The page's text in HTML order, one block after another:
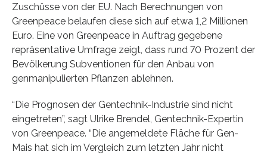
Zuschüsse von der EU. Nach Berechnungen von
Greenpeace belaufen diese sich auf etwa 1,2 Millionen
Euro. Eine von Greenpeace in Auftrag gegebene
repräsentative Umfrage zeigt, dass rund 70 Prozent der
Bevölkerung Subventionen für den Anbau von
genmanipulierten Pflanzen ablehnen.
“Die Prognosen der Gentechnik-Industrie sind nicht
eingetreten”, sagt Ulrike Brendel, Gentechnik-Expertin
von Greenpeace. “Die angemeldete Fläche für Gen-
Mais hat sich im Vergleich zum letzten Jahr nicht